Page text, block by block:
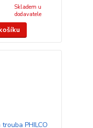
Skladem u
dodavatele